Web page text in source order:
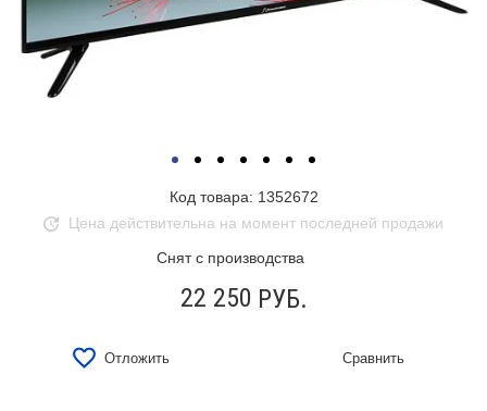
Код товара: 1352672
Снят с производства
Цена действительна на момент последней продажи
22 250 РУБ.
Отложить Сравнить